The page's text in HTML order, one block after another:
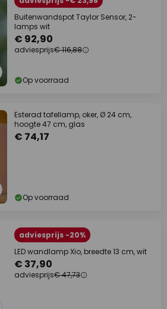
Buitenwandspot Taylor Sensor, 2-
lamps wit
€ 92,90
adviesprijs€ 116,88
Op voorraad
Esterad tafellamp, oker, Ø 24 cm,
hoogte 47 cm, glas
€ 74,17
Op voorraad
adviesprijs -20%
LED wandlamp Xio, breedte 13 cm, wit
€ 37,90
adviesprijs€ 47,73